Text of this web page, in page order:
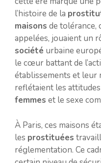
l’histoire de la
maisons de tolérance,
appelées, jouaient un
société urbaine
le cœur battant de
établissements et leur
reflétaient les attitudes
femmes et le sexe
À Paris, ces maisons
les prostituées
réglementation. Ce